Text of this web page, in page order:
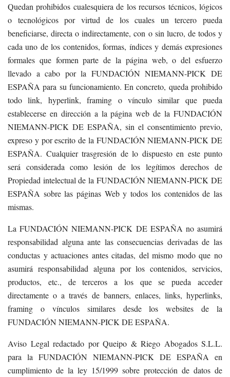
Quedan prohibidos cualesquiera de los recursos técnicos, lógicos
o tecnológicos por virtud de los cuales un tercero pueda
beneficiarse, directa o indirectamente, con o sin lucro, de todos y
cada uno de los contenidos, formas, índices y demás expresiones
formales que formen parte de la página web, o del esfuerzo
llevado a cabo por la FUNDACIÓN NIEMANN-PICK DE
ESPAÑA para su funcionamiento. En concreto, queda prohibido
todo link, hyperlink, framing o vínculo similar que pueda
establecerse en dirección a la página web de la FUNDACIÓN
NIEMANN-PICK DE ESPAÑA, sin el consentimiento previo,
expreso y por escrito de la FUNDACIÓN NIEMANN-PICK DE
ESPAÑA. Cualquier trasgresión de lo dispuesto en este punto
será considerada como lesión de los legítimos derechos de
Propiedad intelectual de la FUNDACIÓN NIEMANN-PICK DE
ESPAÑA sobre las páginas Web y todos los contenidos de las
mismas.
La FUNDACIÓN NIEMANN-PICK DE ESPAÑA no asumirá
responsabilidad alguna ante las consecuencias derivadas de las
conductas y actuaciones antes citadas, del mismo modo que no
asumirá responsabilidad alguna por los contenidos, servicios,
productos, etc., de terceros a los que se pueda acceder
directamente o a través de banners, enlaces, links, hyperlinks,
framing o vínculos similares desde los websites de la
FUNDACIÓN NIEMANN-PICK DE ESPAÑA.
Aviso Legal redactado por Queipo & Riego Abogados S.L.L.
para la FUNDACIÓN NIEMANN-PICK DE ESPAÑA en
cumplimiento de la ley 15/1999 sobre protección de datos de